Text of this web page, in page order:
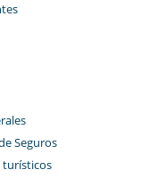
Seguros
turísticos